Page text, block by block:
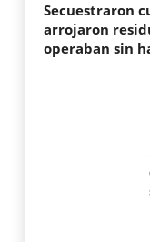
Secuestraron
arrojaron
operaban sin